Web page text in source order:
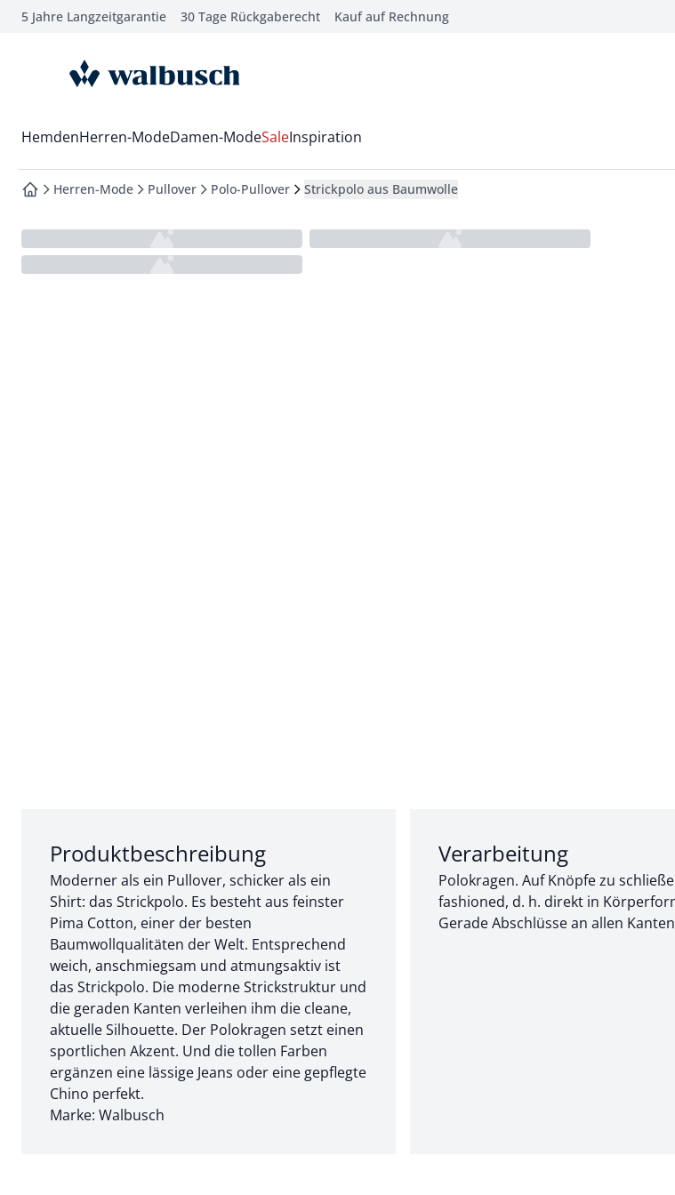
springen
springen
springen
5 Jahre Langzeitgarantie 30 Tage Rückgaberecht Kauf auf Rechnung
zur Startseite
Wechsel in das Menü mit Pfeil-Runter Taste
HemdenHerren-ModeDamen-ModeSaleInspiration
zur Startseite
Herren-Mode Pullover Polo-Pullover Strickpolo aus Baumwolle
Abschnitt 1 von 3:
Produktbeschreibung
Moderner als ein Pullover, schicker als ein
Shirt: das Strickpolo. Es besteht aus feinster
Pima Cotton, einer der besten
Baumwollqualitäten der Welt. Entsprechend
weich, anschmiegsam und atmungsaktiv ist
das Strickpolo. Die moderne Strickstruktur und
die geraden Kanten verleihen ihm die cleane,
aktuelle Silhouette. Der Polokragen setzt einen
sportlichen Akzent. Und die tollen Farben
ergänzen eine lässige Jeans oder eine gepflegte
Chino perfekt.
Marke: Walbusch
Abschnitt 2 von 3:
Verarbeitung
Polokragen. Auf Knöpfe zu
fashioned, d. h. direkt in
Gerade Abschlüsse an allen